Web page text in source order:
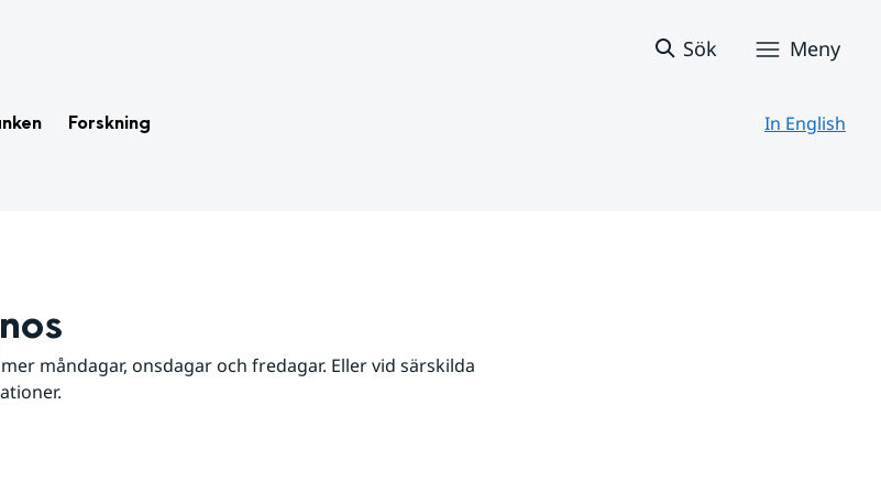
Sök Meny
Forskning In English
måndagar, onsdagar och fredagar. Eller vid särskilda